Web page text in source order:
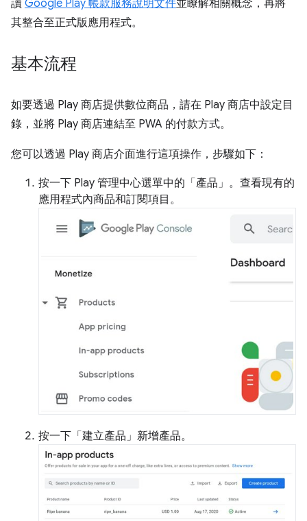
讀 Google Play 帳款服務說明文件並瞭解相關概念，再將
其整合至正式版應用程式。
基本流程
如要透過 Play 商店提供數位商品，請在 Play 商店中設定目
錄，並將 Play 商店連結至 PWA 的付款方式。
您可以透過 Play 商店介面進行這項操作，步驟如下：
按一下 Play 管理中心選單中的「產品」 。查看現有的
應用程式內商品和訂閱項目。
按一下「建立產品」 新增產品。